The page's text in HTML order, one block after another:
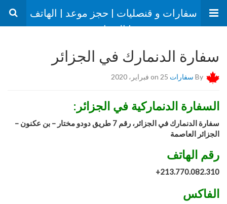
سفارات و قنصليات | حجز موعد | الهاتف
| العنوان
سفارة الدنمارك في الجزائر
By سفارات
السفارة الدنماركية في الجزائر:
سفارة الدنمارك في الجزائر، رقم 7 طريق دودو مختار – بن عكنون –
الجزائر العاصمة
رقم الهاتف
213.770.082.310
+
الفاكس